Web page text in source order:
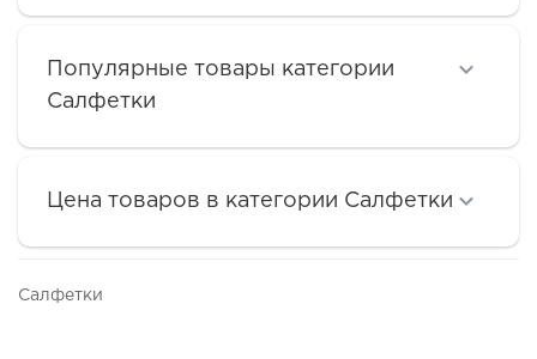
Популярные товары категории
Салфетки
Цена товаров в категории Салфетки
Салфетки